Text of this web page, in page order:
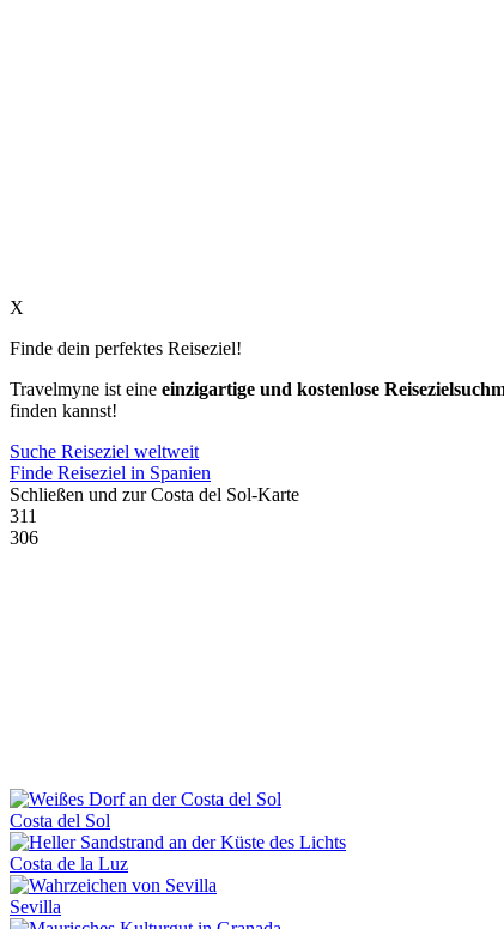
X
Finde dein perfektes Reiseziel!
Travelmyne ist eine einzigartige und kostenlose
finden kannst!
Suche Reiseziel weltweit
Finde Reiseziel in Spanien
Schließen und zur Costa del Sol-Karte
311
306
Costa del Sol
Costa de la Luz
Sevilla